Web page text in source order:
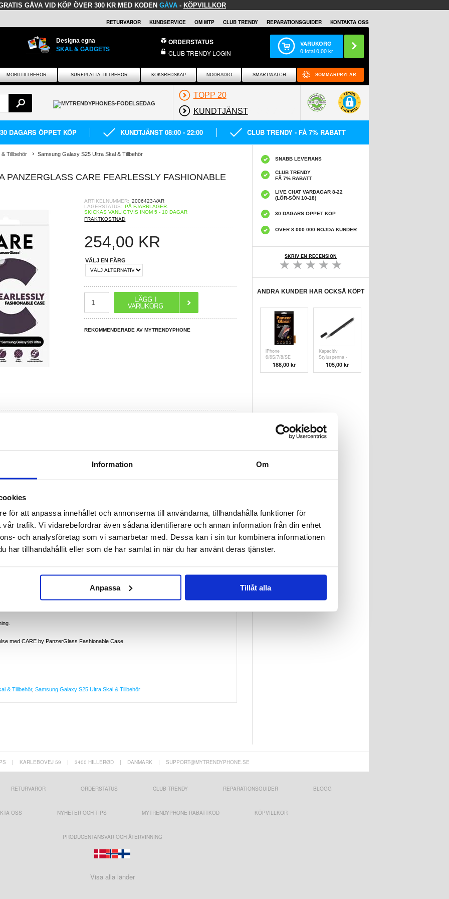
Information Om
för att anpassa innehållet och annonserna till användarna, tillhandahålla funktioner för
trafik. Vi vidarebefordrar även sådana identifierare och annan information från din enhet
och analysföretag som vi samarbetar med. Dessa kan i sin tur kombinera informationen
har tillhandahållit eller som de har samlat in när du har använt deras tjänster.
Anpassa Tillåt alla
GÅVA VID KÖP ÖVER 300 KR MED KODEN GÅVA - KÖPVILLKOR
RETURVAROR KUNDSERVICE OM MTP CLUB TRENDY REPARATIONSGUIDER KONTAKTA OSS
Designa egna
SKAL & GADGETS
ORDERSTATUS
CLUB TRENDY LOGIN
VARUKORG
0total0,00kr
MOBILTILLBEHÖR SURFPLATTA TILLBEHÖR KÖKSREDSKAP NÖDRADIO SMARTWATCH SOMMARPRYLAR
TOPP 20
KUNDTJÄNST
30 DAGARS ÖPPET KÖP KUNDTJÄNST 08:00 - 22:00 CLUB TRENDY - FÅ 7% RABATT
Tillbehör Samsung Galaxy S25 Ultra Skal & Tillbehör
PANZERGLASS CARE FEARLESSLY FASHIONABLE
ARTIKELNUMMER: 2006423-VAR
LAGERSTATUS: PÅ FJÄRRLAGER.
SKICKAS VANLIGTVIS INOM 5 - 10 DAGAR
FRAKTKOSTNAD
254,00 KR
VÄLJ EN FÄRG
REKOMMENDERADE AV MYTRENDYPHONE
för Samsung Galaxy S25 Ultra
Galaxy S25 Ultra är designad för den modemedvetna individen som värdesätter
plast och erbjuder militärt fallskydd och reptålighet, vilket säkerställer att din
faror. Den tunna designen och det mjuka greppet ger komfort, medan det förbättrade
plast.
810H).
grepp.
portar.
Ultra från oavsiktliga droppar och repor.
med en elegant design.
bidrar till att bevara miljön.
för dig som vill skydda din Samsung Galaxy S25 Ultra utan att kompromissa med stilen.
eleganta design gör det till ett toppval för miljömedvetna konsumenter.
med CARE by PanzerGlass Fashionable Case.
& Tillbehör, Samsung Galaxy S25 Ultra Skal & Tillbehör
SNABB LEVERANS
CLUB TRENDY
FÅ 7% RABATT
LIVE CHAT VARDAGAR 8-22
(LÖR-SÖN 10-18)
30 DAGARS ÖPPET KÖP
ÖVER 8 000 000 NÖJDA KUNDER
SKRIV EN RECENSION
ANDRA KUNDER HAR OCKSÅ KÖPT
iPhone
6/6S/7/8/SE
(2020)/SE (
188,00 kr
Kapacitiv
Styluspenna -
Svart105,00 kr
| KARLEBOVEJ 59 | 3400 HILLERØD | DANMARK | SUPPORT@MYTRENDYPHONE.SE
RETURVAROR ORDERSTATUS CLUB TRENDY REPARATIONSGUIDER BLOGG
OSS NYHETER OCH TIPS MYTRENDYPHONE RABATTKOD KÖPVILLKOR
PRODUCENTANSVAR OCH ÅTERVINNING
Visa alla länder